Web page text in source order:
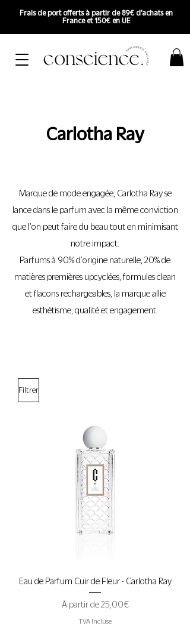
Frais de port offerts à partir de 89€ d'achats en
France et 150€ en UE
Carlotha Ray
Marque de mode engagée, Carlotha Ray se
lance dans le parfum avec la même conviction
que l'on peut faire du beau tout en minimisant
notre impact.
Parfums à 90% d'origine naturelle, 20% de
matières premières upcyclées, formules clean
et flacons rechargeables, la marque allie
esthétisme, qualité et engagement.
Filtrer
Eau de Parfum Cuir de Fleur - Carlotha Ray
À partir de25,00 €
Prix promotionnel
TVA Incluse